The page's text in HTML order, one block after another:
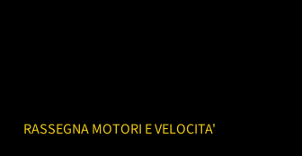
RASSEGNA MOTORI E VELOCITA'